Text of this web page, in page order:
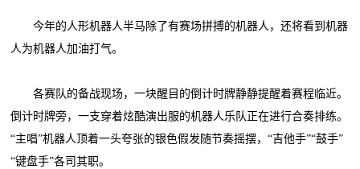
今年的人形机器人半马除了有赛场拼搏的机器人，还将看到机器
人为机器人加油打气。
各赛队的备战现场，一块醒目的倒计时牌静静提醒着赛程临近。
倒计时牌旁，一支穿着炫酷演出服的机器人乐队正在进行合奏排练。
“主唱”机器人顶着一头夸张的银色假发随节奏摇摆，“吉他手”“鼓手”
“键盘手”各司其职。